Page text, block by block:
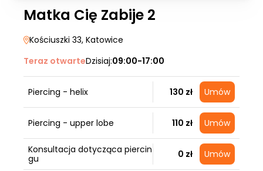
Matka Cię Zabije 2
Kościuszki 33, Katowice
Teraz otwarteDzisiaj:09:00-17:00
Piercing - helix 130 zł Umów
Piercing - upper lobe 110 zł Umów
Konsultacja dotycząca piercin
gu
0 zł Umów